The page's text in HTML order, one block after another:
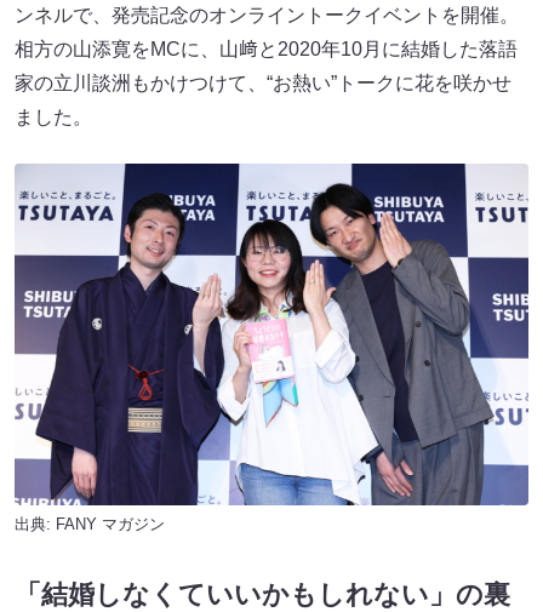
ンネルで、発売記念のオンライントークイベントを開催。
相方の山添寛をMCに、山﨑と2020年10月に結婚した落語
家の立川談洲もかけつけて、“お熱い”トークに花を咲かせ
ました。
出典: FANY マガジン
「結婚しなくていいかもしれない」の裏